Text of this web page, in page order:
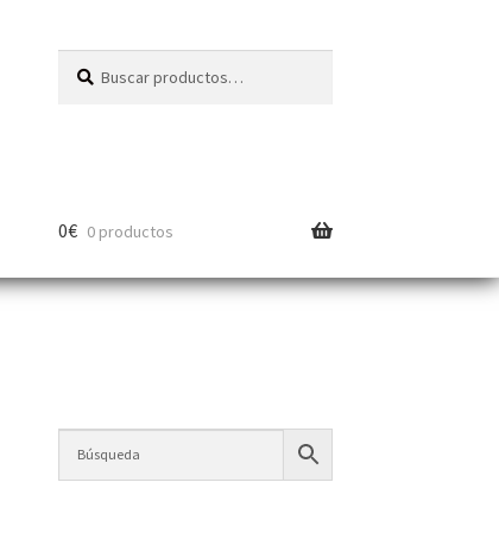
0€ 0 productos